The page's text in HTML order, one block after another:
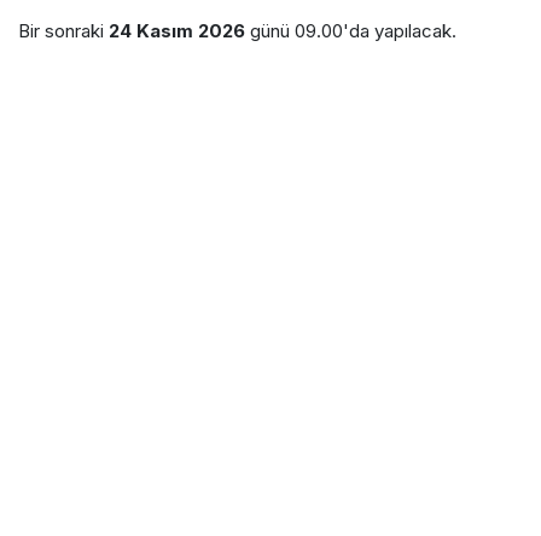
Bir sonraki 24 Kasım 2026 günü 09.00'da yapılacak.